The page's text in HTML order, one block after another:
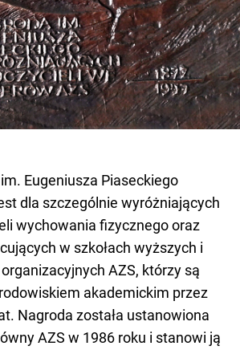
Eugeniusza Piaseckiego
dla szczególnie wyróżniających
wychowania fizycznego oraz
w szkołach wyższych i
AZS, którzy są
akademickim przez
Nagroda została ustanowiona
AZS w 1986 roku i stanowi ją